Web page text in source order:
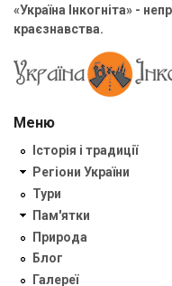
«Україна Інкогніта» -
краєзнавства.
Меню
Історія і традиції
Регіони України
Тури
Пам'ятки
Природа
Блог
Галереї